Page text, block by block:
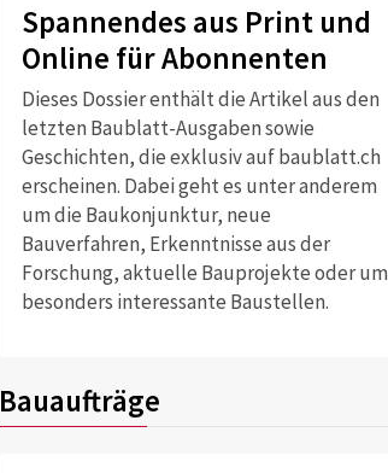
Spannendes aus Print und
Online für Abonnenten
Dieses Dossier enthält die Artikel aus den
letzten Baublatt-Ausgaben sowie
Geschichten, die exklusiv auf baublatt.ch
erscheinen. Dabei geht es unter anderem
um die Baukonjunktur, neue
Bauverfahren, Erkenntnisse aus der
Forschung, aktuelle Bauprojekte oder um
besonders interessante Baustellen.
Bauaufträge